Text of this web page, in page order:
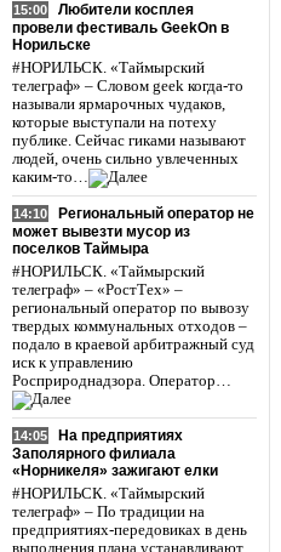
15:00
Любители косплея
провели фестиваль GeekOn в
Норильске
#НОРИЛЬСК. «Таймырский
телеграф» – Словом geek когда-то
называли ярмарочных чудаков,
которые выступали на потеху
публике. Сейчас гиками называют
людей, очень сильно увлеченных
каким-то…
14:10
Региональный оператор не
может вывезти мусор из
поселков Таймыра
#НОРИЛЬСК. «Таймырский
телеграф» – «РостТех» –
региональный оператор по вывозу
твердых коммунальных отходов –
подало в краевой арбитражный суд
иск к управлению
Росприроднадзора. Оператор…
14:05
На предприятиях
Заполярного филиала
«Норникеля» зажигают елки
#НОРИЛЬСК. «Таймырский
телеграф» – По традиции на
предприятиях-передовиках в день
выполнения плана устанавливают